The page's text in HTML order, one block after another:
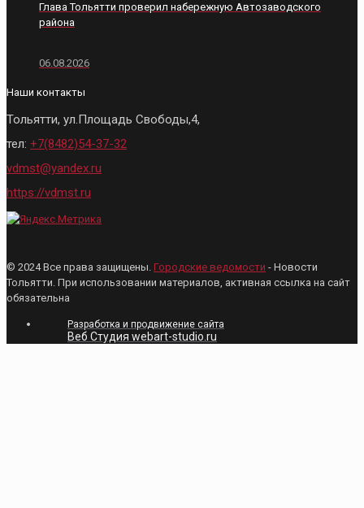
Глава Тольятти проверил набережную Автозаводского
района
06.08.2026
Наши контакты
Тольятти, ул.Площадь Свободы,4,
тел: +7(8482)54-37-32
vdmst@yandex.ru
https://vdmst.ru
© 2024 Все права защищены. Городские ведомости - Новости
Тольятти. При использовании материалов, активная ссылка на сайт
обязательна
Разработка и продвижение сайта
Веб Студия webart-studio.ru